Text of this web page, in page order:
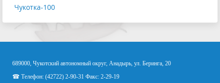
Чукотка-100
689000, Чукотский автономный округ, Анадырь, ул. Беринга, 20
☎ Телефон: (42722) 2-90-31 Факс: 2-29-19